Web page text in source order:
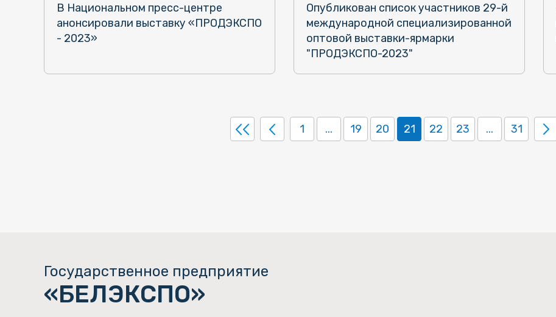
В Национальном пресс-центре
анонсировали выставку «ПРОДЭКСПО
- 2023»
Опубликован список участников 29-й
международной специализированной
оптовой выставки-ярмарки
"ПРОДЭКСПО-2023"
1 ... 19 20 21 22 23 ... 31
Государственное предприятие
«БЕЛЭКСПО»